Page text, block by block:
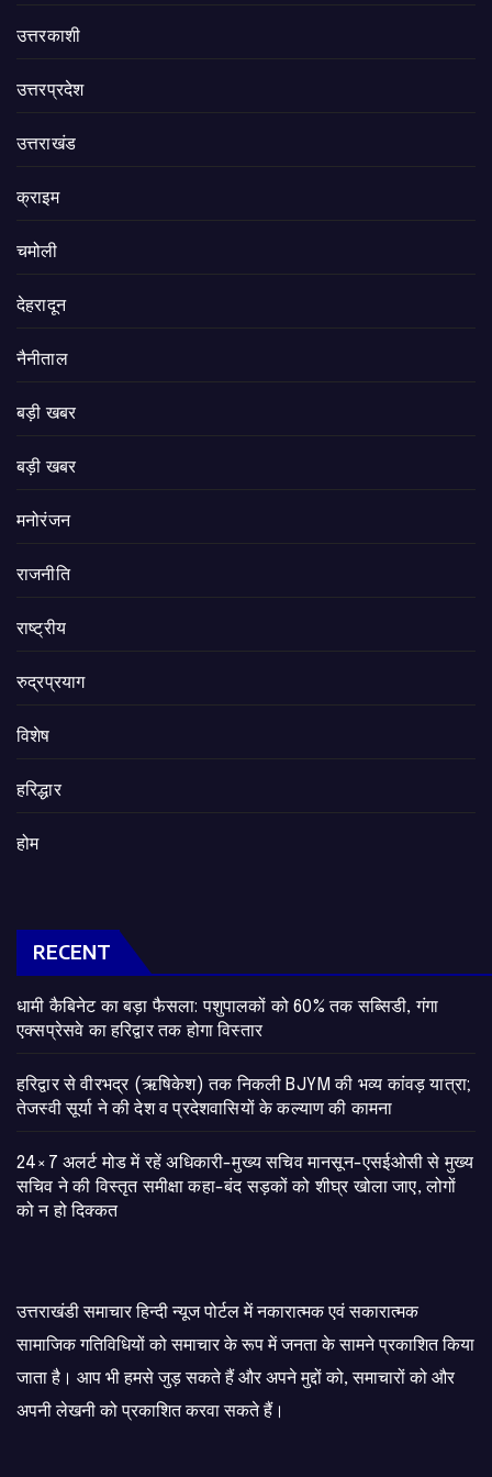
उत्तरकाशी
उत्तरप्रदेश
उत्तराखंड
क्राइम
चमोली
देहरादून
नैनीताल
बड़ी खबर
बड़ी खबर
मनोरंजन
राजनीति
राष्ट्रीय
रुद्रप्रयाग
विशेष
हरिद्धार
होम
RECENT
​धामी कैबिनेट का बड़ा फैसला: पशुपालकों को 60% तक सब्सिडी, गंगा
एक्सप्रेसवे का हरिद्वार तक होगा विस्तार
​हरिद्वार से वीरभद्र (ऋषिकेश) तक निकली BJYM की भव्य कांवड़ यात्रा;
तेजस्वी सूर्या ने की देश व प्रदेशवासियों के कल्याण की कामना
24×7 अलर्ट मोड में रहें अधिकारी-मुख्य सचिव मानसून-एसईओसी से मुख्य
सचिव ने की विस्तृत समीक्षा कहा-बंद सड़कों को शीघ्र खोला जाए, लोगों
को न हो दिक्कत
उत्तराखंडी समाचार हिन्दी न्यूज पोर्टल में नकारात्मक एवं सकारात्मक
सामाजिक गतिविधियों को समाचार के रूप में जनता के सामने प्रकाशित किया
जाता है। आप भी हमसे जुड़ सकते हैं और अपने मुद्दों को, समाचारों को और
अपनी लेखनी को प्रकाशित करवा सकते हैं।